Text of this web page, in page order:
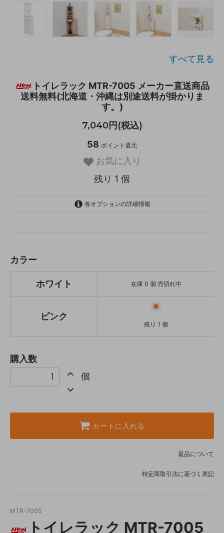
すべて見る
トイレラック MTR-7005 メーカー直送商品
送料無料(北海道・沖縄は別途送料が掛かりま
す。)
7,040円(税込)
58 ポイント還元
お気に入り
残り 1 個
各オプションの詳細情報
カラー
ホワイト 在庫 0 個 売切れ中
ピンク
残り 1 個
購入数
個
カートに入れる
返品について
特定商取引法に基づく表記
MTR-7005
トイレラック MTR-7005